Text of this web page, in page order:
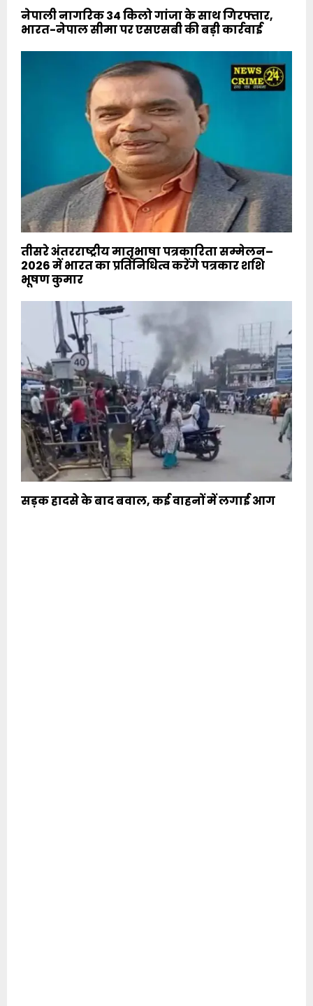
नेपाली नागरिक 34 किलो गांजा के साथ गिरफ्तार,
भारत-नेपाल सीमा पर एसएसबी की बड़ी कार्रवाई
तीसरे अंतरराष्ट्रीय मातृभाषा पत्रकारिता सम्मेलन–
2026 में भारत का प्रतिनिधित्व करेंगे पत्रकार शशि
भूषण कुमार
सड़क हादसे के बाद बवाल, कई वाहनों में लगाई आग